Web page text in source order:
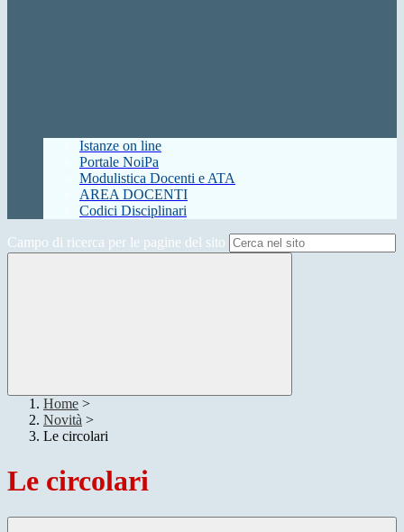
Istanze on line
Portale NoiPa
Modulistica Docenti e ATA
AREA DOCENTI
Codici Disciplinari
Campo di ricerca per le pagine del sito
Home >
Novità >
Le circolari
Le circolari